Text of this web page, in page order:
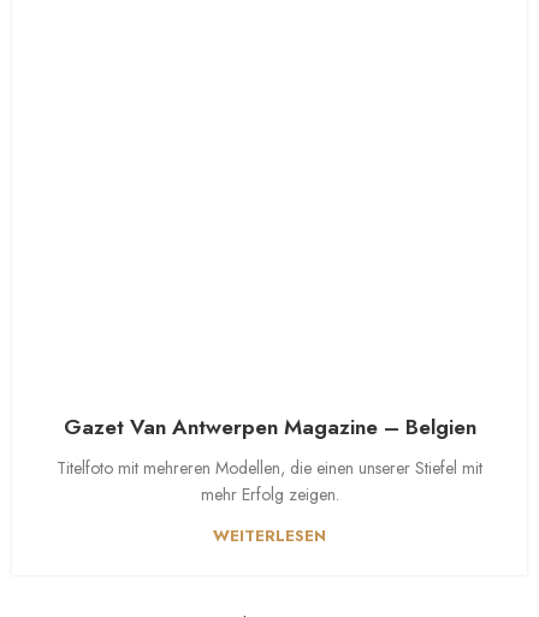
Gazet Van Antwerpen Magazine – Belgien
Titelfoto mit mehreren Modellen, die einen unserer Stiefel mit
mehr Erfolg zeigen.
WEITERLESEN